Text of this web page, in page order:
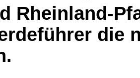
Rheinland-
die